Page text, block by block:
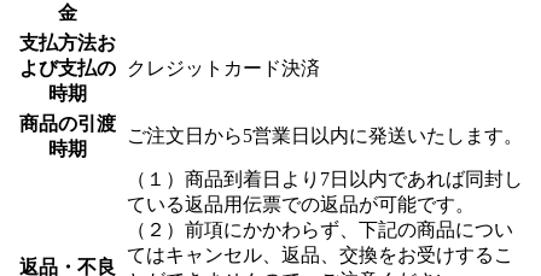
金
支払方法お
よび支払の
時期
クレジットカード決済
商品の引渡
時期
ご注文日から5営業日以内に発送いたします。
返品・不良
（１）商品到着日より7日以内であれば同封し
ている返品用伝票での返品が可能です。
（２）前項にかかわらず、下記の商品につい
てはキャンセル、返品、交換をお受けするこ